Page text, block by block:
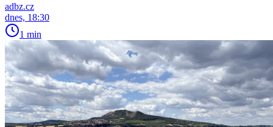
adbz.cz
dnes, 18:30
1 min